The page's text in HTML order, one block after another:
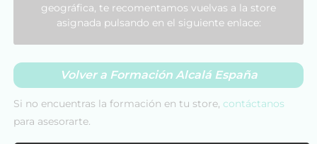
geográfica, te recomentamos vuelvas a la store
asignada pulsando en el siguiente enlace:
Volver a Formación Alcalá España
Si no encuentras la formación en tu store, contáctanos
para asesorarte.